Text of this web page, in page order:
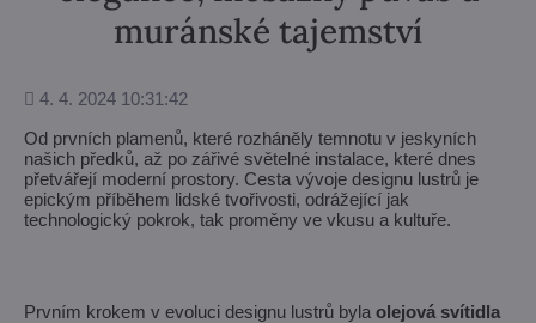
muránské tajemství
Přidáno
4. 4. 2024 10:31:42
Od prvních plamenů, které rozháněly temnotu v jeskyních
našich předků, až po zářivé světelné instalace, které dnes
přetvářejí moderní prostory. Cesta vývoje designu lustrů je
epickým příběhem lidské tvořivosti, odrážející jak
technologický pokrok, tak proměny ve vkusu a kultuře.
Prvním krokem v evoluci designu lustrů byla olejová svítidla